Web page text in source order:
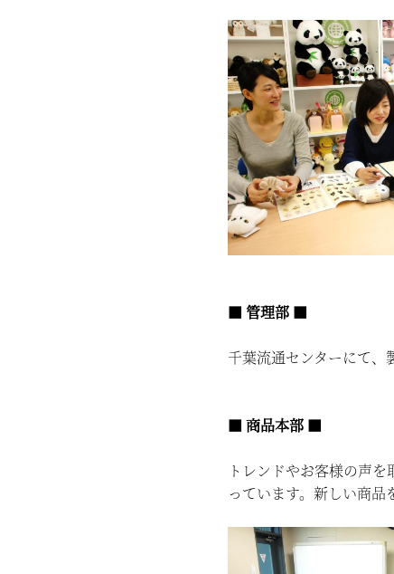
■ 管理部 ■
千葉流通センターにて、
■ 商品本部 ■
トレンドやお客様の声
っています。新しい商品